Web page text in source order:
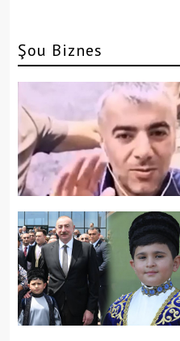
Şou Biznes